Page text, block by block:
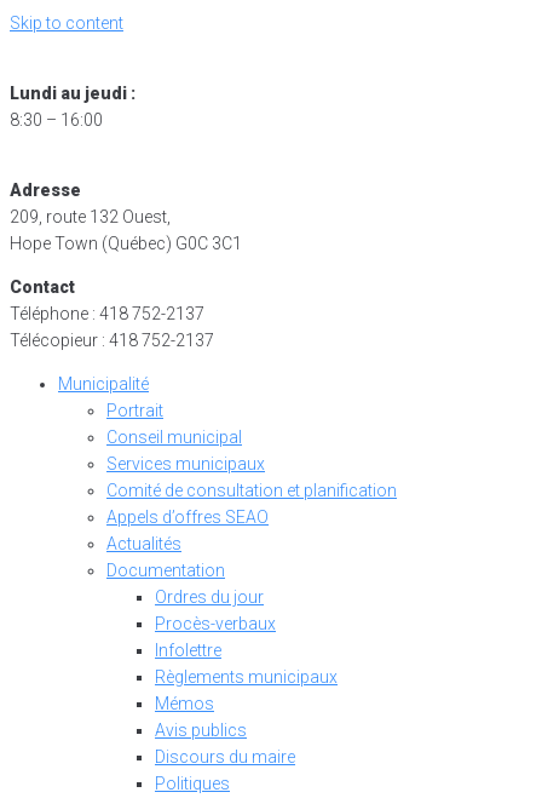
Skip to content
Lundi au jeudi :
8:30 – 16:00
Adresse
209, route 132 Ouest,
Hope Town (Québec) G0C 3C1
Contact
Téléphone : 418 752-2137
Télécopieur : 418 752-2137
Municipalité
Portrait
Conseil municipal
Services municipaux
Comité de consultation et planification
Appels d’offres SEAO
Actualités
Documentation
Ordres du jour
Procès-verbaux
Infolettre
Règlements municipaux
Mémos
Avis publics
Discours du maire
Politiques